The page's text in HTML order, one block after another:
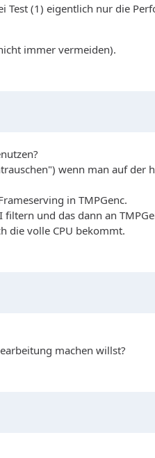
Test (1) eigentlich nur die
immer vermeiden).
wenn man auf
in TMPGenc.
und das dann an
die volle CPU bekommt.
machen willst?